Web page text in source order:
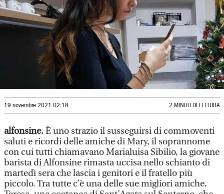
19 novembre 2021 02:18 2 MINUTI DI LETTURA
alfonsine.È uno strazio il susseguirsi di commoventi
saluti e ricordi delle amiche di Mary, il soprannome
con cui tutti chiamavano Marialuisa Sibilio, la giovane
barista di Alfonsine rimasta uccisa nello schianto di
martedì sera che lascia i genitori e il fratello più
piccolo. Tra tutte c’è una delle sue migliori amiche,